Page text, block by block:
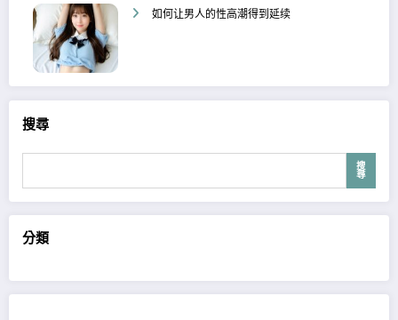
如何让男人的性高潮得到延续
搜尋
搜
尋
分類